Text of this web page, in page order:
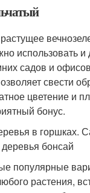
использовать и
садов и
свести
цветение и
бонус.
популярные
растения,